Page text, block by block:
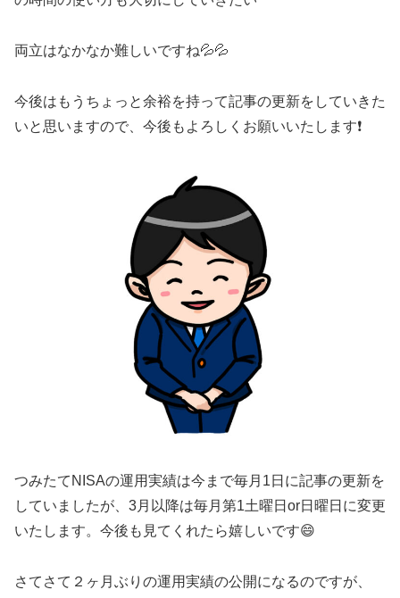
両立はなかなか難しいですね💦💦
今後はもうちょっと余裕を持って記事の更新をしていきた
いと思いますので、今後もよろしくお願いいたします❗️
つみたてNISAの運用実績は今まで毎月1日に記事の更新を
していましたが、3月以降は毎月第1土曜日or日曜日に変更
いたします。今後も見てくれたら嬉しいです😄
さてさて２ヶ月ぶりの運用実績の公開になるのですが、